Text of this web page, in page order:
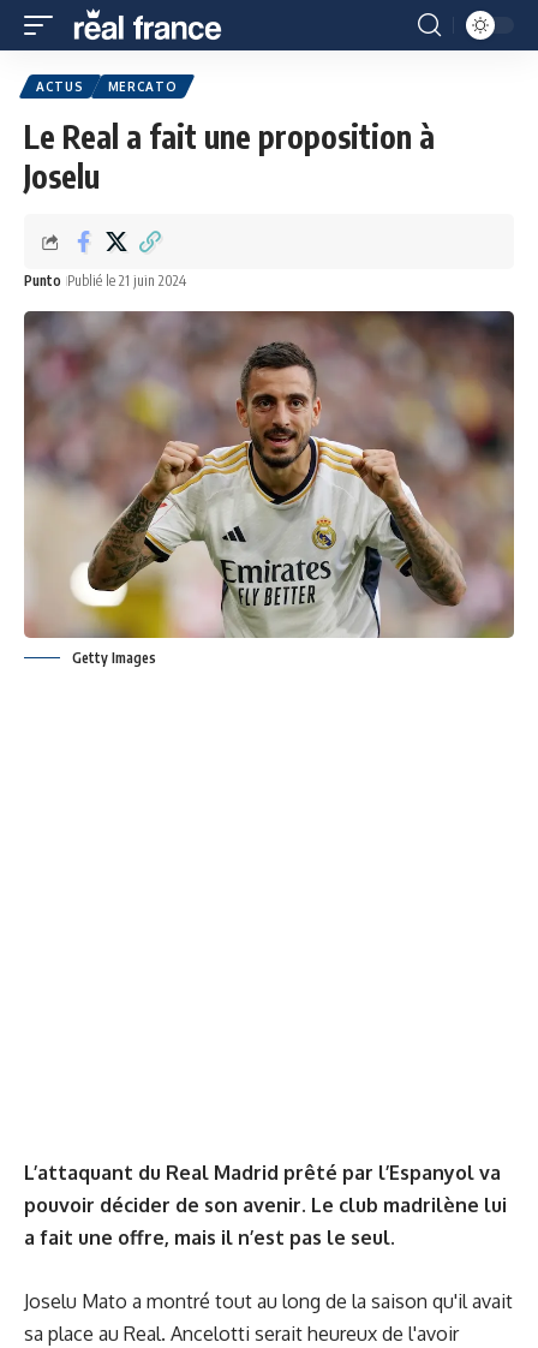
ACTUS MERCATO
Le Real a fait une proposition à
Joselu
Punto Publié le 21 juin 2024
Getty Images
L’attaquant du Real Madrid prêté par l’Espanyol va
pouvoir décider de son avenir. Le club madrilène lui
a fait une offre, mais il n’est pas le seul.
Joselu Mato a montré tout au long de la saison qu'il avait
sa place au Real. Ancelotti serait heureux de l'avoir